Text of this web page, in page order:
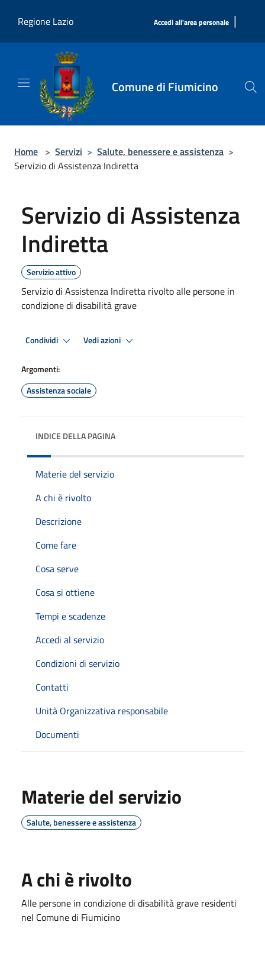
Regione Lazio
Accedi all'area personale |
Comune di Fiumicino
Home > Servizi > Salute, benessere e assistenza >
Servizio di Assistenza Indiretta
Servizio di Assistenza
Indiretta
Servizio attivo
Servizio di Assistenza Indiretta rivolto alle persone in
condizione di disabilità grave
Condividi Vedi azioni
Argomenti:
Assistenza sociale
INDICE DELLA PAGINA
Materie del servizio
A chi è rivolto
Descrizione
Come fare
Cosa serve
Cosa si ottiene
Tempi e scadenze
Accedi al servizio
Condizioni di servizio
Contatti
Unità Organizzativa responsabile
Documenti
Materie del servizio
Salute, benessere e assistenza
A chi è rivolto
Alle persone in condizione di disabilità grave residenti
nel Comune di Fiumicino